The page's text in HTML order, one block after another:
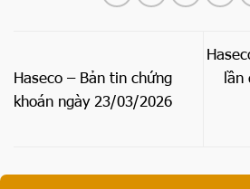
Haseco – Bản tin chứng
khoán ngày 23/03/2026
lần